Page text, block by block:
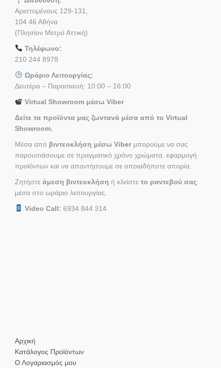
Αριστομένους 129-131,
104 46 Αθήνα
(Πλησίον Μετρό Αττική)
Τηλέφωνο:
210 244 8978
Ωράριο Λειτουργίας:
Δευτέρα – Παρασκευή: 10:00 – 16:00
Virtual Showroom μέσω Viber
Δείτε τα προϊόντα μας ζωντανά μέσα από το Virtual
Showroom.
Μέσα από βιντεοκλήση μέσω Viber μπορούμε να σας
παρουσιάσουμε σε πραγματικό χρόνο χρώματα, εφαρμογή
προϊόντων και να απαντήσουμε σε οποιαδήποτε απορία.
Ζητήστε άμεση βιντεοκλήση ή κλείστε το ραντεβού σας
μέσα στο ωράριο λειτουργίας.
Video Call: 6934 844 314
Αρχική
Κατάλογος Προϊόντων
Ο Λογαριασμός μου